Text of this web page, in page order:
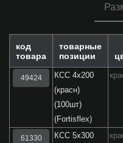
код
товара
товарные
позиции
49424
КСС 4х200
(красн)
(100шт)
(Fortisflex)
61330
КСС 5х300